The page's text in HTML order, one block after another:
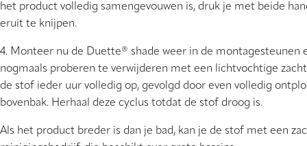
het product volledig samengevouwen is, druk je met beide
eruit te knijpen.
4. Monteer nu de Duette® shade weer in de montagesteunen
nogmaals proberen te verwijderen met een lichtvochtige
de stof ieder uur volledig op, gevolgd door even volledig
bovenbak. Herhaal deze cyclus totdat de stof droog is.
Als het product breder is dan je bad, kan je de stof met een